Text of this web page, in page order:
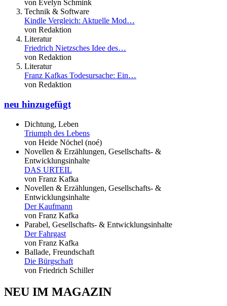
von Evelyn Schmink
Technik & Software
Kindle Vergleich: Aktuelle Mod…
von Redaktion
Literatur
Friedrich Nietzsches Idee des…
von Redaktion
Literatur
Franz Kafkas Todesursache: Ein…
von Redaktion
neu hinzugefügt
Dichtung, Leben
Triumph des Lebens
von Heide Nöchel (noé)
Novellen & Erzählungen, Gesellschafts- &
Entwicklungsinhalte
DAS URTEIL
von Franz Kafka
Novellen & Erzählungen, Gesellschafts- &
Entwicklungsinhalte
Der Kaufmann
von Franz Kafka
Parabel, Gesellschafts- & Entwicklungsinhalte
Der Fahrgast
von Franz Kafka
Ballade, Freundschaft
Die Bürgschaft
von Friedrich Schiller
NEU IM MAGAZIN